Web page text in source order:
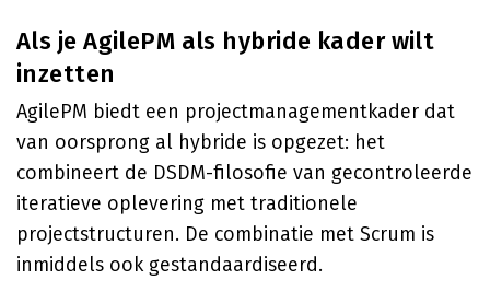
Als je AgilePM als hybride kader wilt
inzetten
AgilePM biedt een projectmanagementkader dat
van oorsprong al hybride is opgezet: het
combineert de DSDM-filosofie van gecontroleerde
iteratieve oplevering met traditionele
projectstructuren. De combinatie met Scrum is
inmiddels ook gestandaardiseerd.